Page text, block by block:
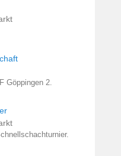
Göppingen 2.